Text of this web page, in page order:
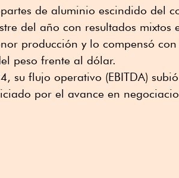
de aluminio escindido del
del año con resultados mixtos
producción y lo compensó con
peso frente al dólar.
su flujo operativo (EBITDA)
por el avance en